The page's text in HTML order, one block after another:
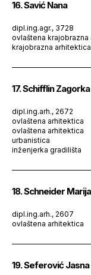
16. Savić Nana
dipl.ing.agr., 3728
ovlaštena krajobrazna
krajobrazna arhitektica
17. Schifflin Zagorka
dipl.ing.arh., 2672
ovlaštena arhitektica
ovlaštena arhitektica
urbanistica
inženjerka gradilišta
18. Schneider
dipl.ing.arh., 2607
ovlaštena arhitektica
19. Seferović Jasna